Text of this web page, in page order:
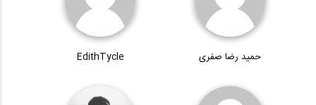
حمید رضا صفری EdithTycle